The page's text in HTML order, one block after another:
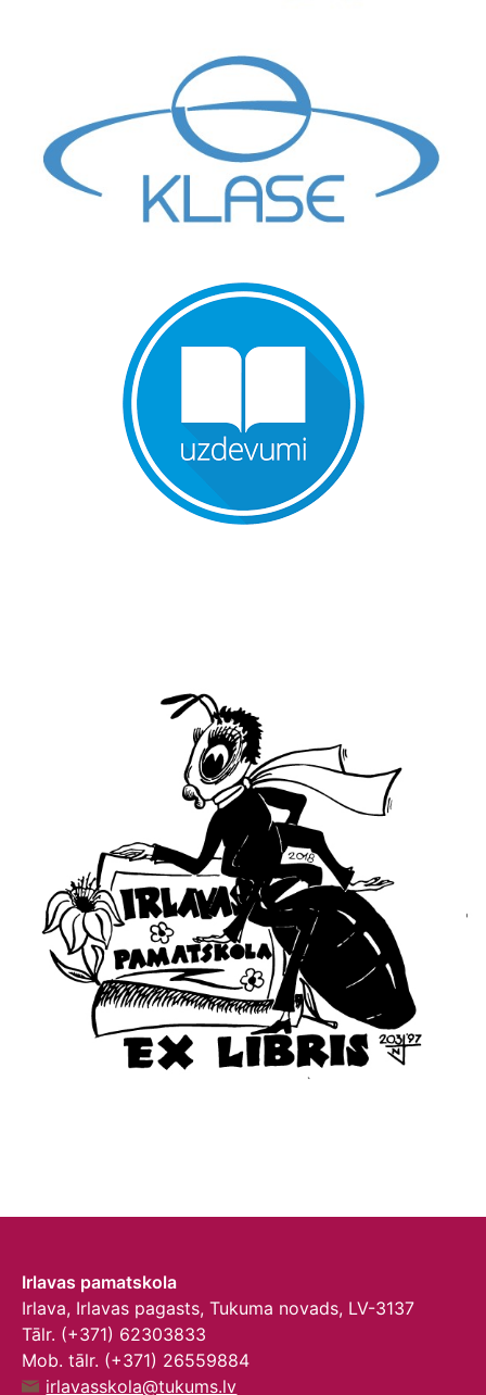
Irlavas pamatskola
Irlava, Irlavas pagasts, Tukuma novads, LV-3137
Tālr. (+371) 62303833
Mob. tālr. (+371) 26559884
irlavasskola@tukums.lv